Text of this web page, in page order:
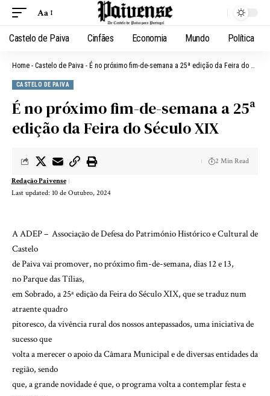
Aa
Castelo de Paiva Cinfães Economia Mundo Política
Home - Castelo de Paiva - É no próximo fim-de-semana a 25ª edição da Feira do Século XIX
CASTELO DE PAIVA
É no próximo fim-de-semana a 25ª
edição da Feira do Século XIX
Last updated: 10 de Outubro, 2024
Redação Paivense
2 Min Read
A ADEP – Associação de Defesa do Património Histórico e Cultural de
Castelo
de Paiva vai promover, no próximo fim-de-semana, dias 12 e 13,
no Parque das Tílias,
em Sobrado, a 25ª edição da Feira do Século XIX, que se traduz num
atraente quadro
pitoresco, da vivência rural dos nossos antepassados, uma iniciativa de
sucesso que
volta a merecer o apoio da Câmara Municipal e de diversas entidades da
região, sendo
que, a grande novidade é que, o programa volta a contemplar festa e